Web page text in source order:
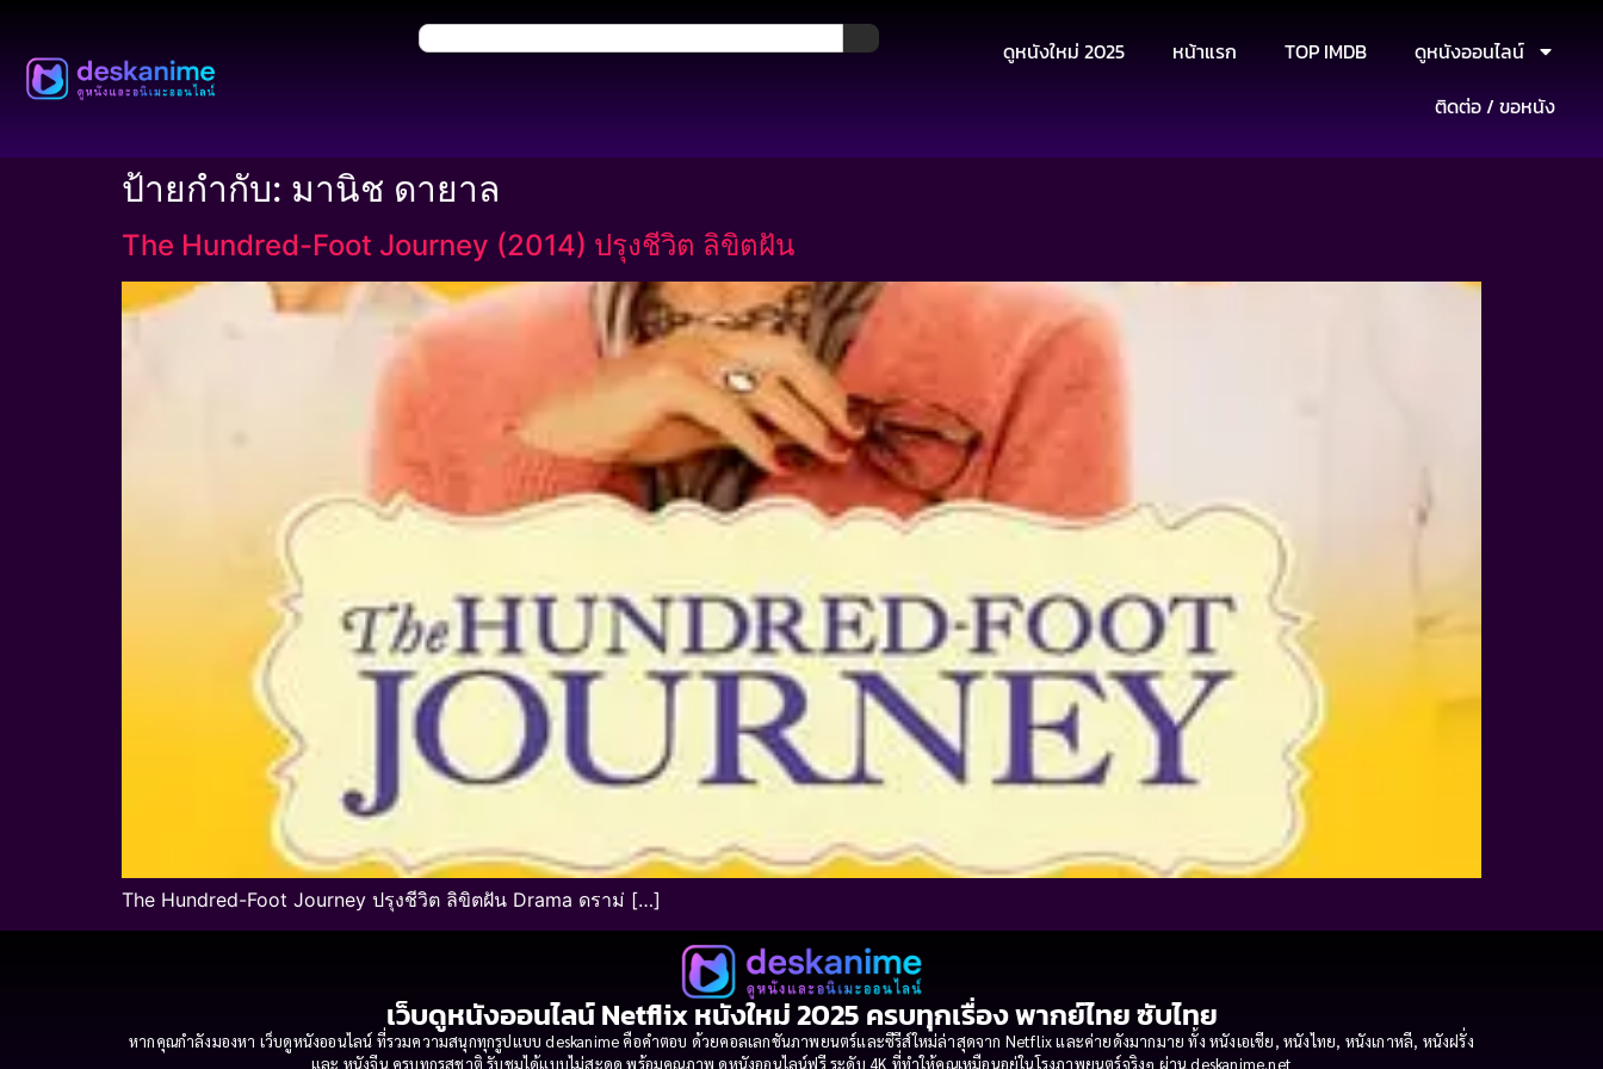
ดูหนังใหม่ 2025 หน้าแรก TOP IMDB
ดูหนังออนไลน์
ติดต่อ / ขอหนัง
ป้ายกำกับ: มานิช ดายาล
The Hundred-Foot Journey (2014) ปรุงชีวิต ลิขิตฝัน
The Hundred-Foot Journey ปรุงชีวิต ลิขิตฝัน Drama ดราม่ […]
เว็บดูหนังออนไลน์ Netflix หนังใหม่ 2025 ครบทุกเรื่อง พากย์ไทย ซับไทย
หากคุณกำลังมองหา เว็บดูหนังออนไลน์ ที่รวมความสนุกทุกรูปแบบ deskanime คือคำตอบ ด้วยคอลเลกชันภาพยนตร์และซีรีส์ใหม่ล่าสุดจาก Netflix และค่ายดังมากมาย ทั้ง หนังเอเชีย, หนังไทย, หนังเกาหลี, หนังฝรั่ง
และ หนังจีน ครบทุกรสชาติ รับชมได้แบบไม่สะดุด พร้อมคุณภาพ ดูหนังออนไลน์ฟรี ระดับ 4K ที่ทำให้คุณเหมือนอยู่ในโรงภาพยนตร์จริงๆ ผ่าน deskanime.net